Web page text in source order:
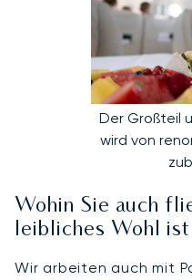
Der Großteil
wird von
Wohin Sie auch
leibliches Wohl
Wir arbeiten auch mit